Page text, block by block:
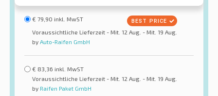
€ 79,90 inkl. MwST
Voraussichtliche Lieferzeit - Mit. 12 Aug. - Mit. 19 Aug.
by Auto-Raifen GmbH
€ 83,36 inkl. MwST
Voraussichtliche Lieferzeit - Mit. 12 Aug. - Mit. 19 Aug.
by Raifen Paket GmbH